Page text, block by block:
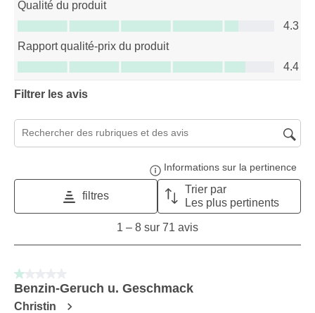
Qualité du produit
Qualité du produit, 4.3 sur 5
4.3
Rapport qualité-prix du produit
Rapport qualité-prix du produit, 4.4 sur 5
4.4
Filtrer les avis
Zone de recherche de sujet et d'avis
Informations sur la pertinence
filtres
Trier par
Les plus pertinents
sur
71
avis.
1 – 8 sur 71 avis
1 sur 5 étoiles.
Benzin-Geruch u. Geschmack
Christin